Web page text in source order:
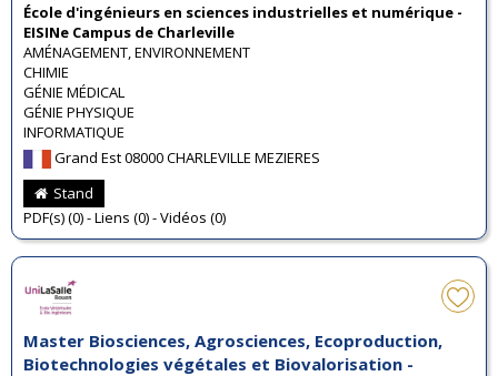
École d'ingénieurs en sciences industrielles et numérique -
EISINe Campus de Charleville
AMÉNAGEMENT, ENVIRONNEMENT
CHIMIE
GÉNIE MÉDICAL
GÉNIE PHYSIQUE
INFORMATIQUE
Grand Est 08000 CHARLEVILLE MEZIERES
Stand
PDF(s) (0) - Liens (0) - Vidéos (0)
Master Biosciences, Agrosciences, Ecoproduction,
Biotechnologies végétales et Biovalorisation -